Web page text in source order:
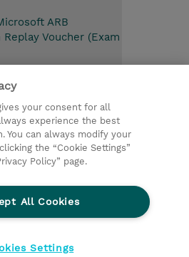
ARB
Voucher (Exam
Ethics and Compliance
Environnementale - RSE
des données
your consent for all
experience the best
You can always modify your
the “Cookie Settings”
Policy” page.
All Cookies
Settings